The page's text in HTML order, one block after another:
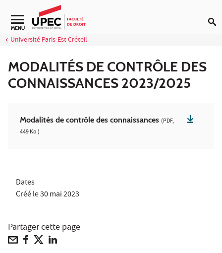
Aller au contenu
MENU
Université Paris-Est Créteil
MODALITÉS DE CONTRÔLE DES
CONNAISSANCES 2023/2025
Modalités de contrôle des connaissances (PDF,
449 Ko )
Dates
Créé le30 mai 2023
Partager cette page